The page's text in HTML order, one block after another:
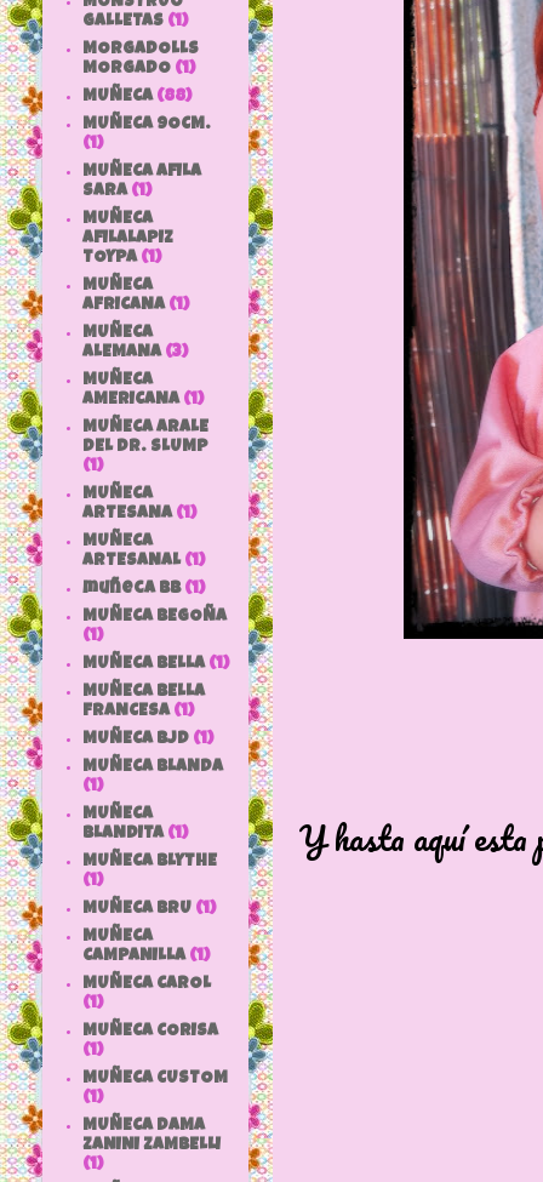
Y hasta aquí esta
GALLETAS (1)
MORGADOLLS
MORGADO (1)
MUÑECA (88)
MUÑECA 9OCM.
(1)
MUÑECA AFILA
SARA (1)
MUÑECA
AFILALAPIZ
TOYPA (1)
MUÑECA
AFRICANA (1)
MUÑECA
ALEMANA (3)
MUÑECA
AMERICANA (1)
MUÑECA ARALE
DEL DR. SLUMP
(1)
MUÑECA
ARTESANA (1)
MUÑECA
ARTESANAL (1)
muñeca bb (1)
MUÑECA BEGOÑA
(1)
MUÑECA BELLA (1)
MUÑECA BELLA
FRANCESA (1)
MUÑECA BJD (1)
MUÑECA BLANDA
(1)
MUÑECA
BLANDITA (1)
MUÑECA BLYTHE
(1)
MUÑECA BRU (1)
MUÑECA
CAMPANILLA (1)
MUÑECA CAROL
(1)
MUÑECA CORISA
(1)
MUÑECA CUSTOM
(1)
MUÑECA DAMA
ZANINI ZAMBELLI
(1)